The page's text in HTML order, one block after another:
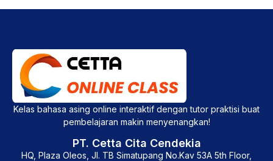
Kelas bahasa asing online interaktif dengan tutor praktisi buat
pembelajaran makin menyenangkan!
PT. Cetta Cita Cendekia
HQ, Plaza Oleos, Jl. TB Simatupang No.Kav 53A 5th Floor,